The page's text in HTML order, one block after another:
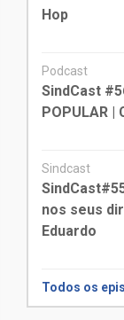
Hop
Podcast
SindCast
POPULAR
Sindcast
nos seus
Eduardo
Todos os